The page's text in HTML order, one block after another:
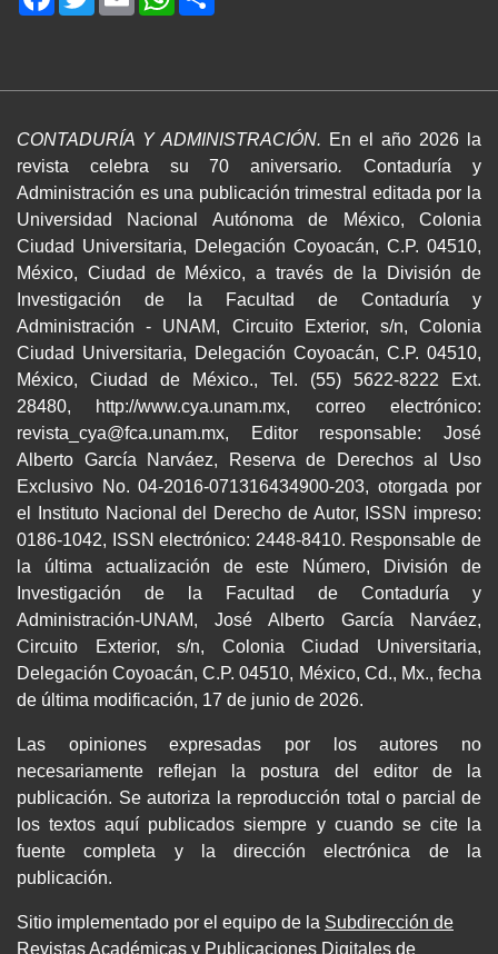
CONTADURÍA Y ADMINISTRACIÓN. En el año 2026 la
revista celebra su 70 aniversario.Contaduría y
Administración es una publicación trimestral editada por la
Universidad Nacional Autónoma de México, Colonia
Ciudad Universitaria, Delegación Coyoacán, C.P. 04510,
México, Ciudad de México, a través de la División de
Investigación de la Facultad de Contaduría y
Administración - UNAM, Circuito Exterior, s/n, Colonia
Ciudad Universitaria, Delegación Coyoacán, C.P. 04510,
México, Ciudad de México., Tel. (55) 5622-8222 Ext.
28480, http://www.cya.unam.mx, correo electrónico:
revista_cya@fca.unam.mx, Editor responsable: José
Alberto García Narváez, Reserva de Derechos al Uso
Exclusivo No. 04-2016-071316434900-203, otorgada por
el Instituto Nacional del Derecho de Autor, ISSN impreso:
0186-1042, ISSN electrónico: 2448-8410. Responsable de
la última actualización de este Número, División de
Investigación de la Facultad de Contaduría y
Administración-UNAM, José Alberto García Narváez,
Circuito Exterior, s/n, Colonia Ciudad Universitaria,
Delegación Coyoacán, C.P. 04510, México, Cd., Mx., fecha
de última modificación, 17 de junio de 2026.
Las opiniones expresadas por los autores no
necesariamente reflejan la postura del editor de la
publicación. Se autoriza la reproducción total o parcial de
los textos aquí publicados siempre y cuando se cite la
fuente completa y la dirección electrónica de la
publicación.
Sitio implementado por el equipo de la Subdirección de
Revistas Académicas y Publicaciones Digitales de